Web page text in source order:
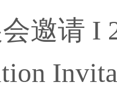
邀请 I